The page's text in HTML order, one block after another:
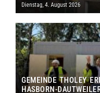
Dienstag, 4. August 2026
GEMEINDE THOLEY
HASBORN-